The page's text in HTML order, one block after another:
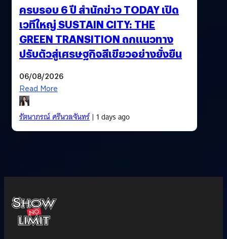
ครบรอบ 6 ปี สำนักข่าว TODAY เปิด
เวทีใหญ่ SUSTAIN CITY: THE
GREEN TRANSITION ถกแนวทาง
ปรับตัวสู่เศรษฐกิจสีเขียวอย่างยั่งยืน
06/08/2026
Read More
รัตนาภรณ์ ศรีนวลจันทร์| 1 days ago